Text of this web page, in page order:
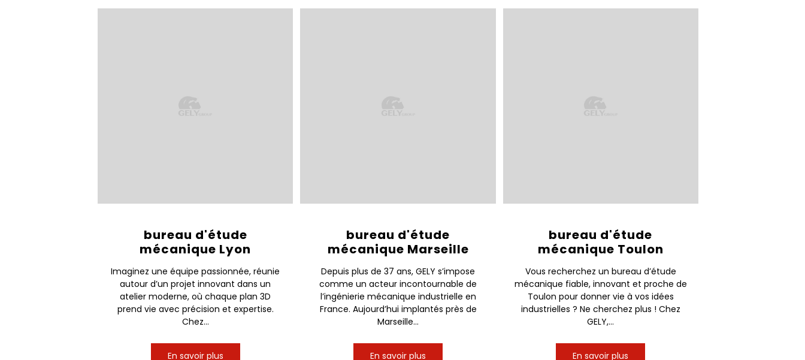
bureau d'étude
mécanique Lyon
Imaginez une équipe passionnée, réunie
autour d’un projet innovant dans un
atelier moderne, où chaque plan 3D
prend vie avec précision et expertise.
Chez...
En savoir plus
bureau d'étude
mécanique Marseille
Depuis plus de 37 ans, GELY s’impose
comme un acteur incontournable de
l’ingénierie mécanique industrielle en
France. Aujourd’hui implantés près de
Marseille...
En savoir plus
bureau d'étude
mécanique Toulon
Vous recherchez un bureau d’étude
mécanique fiable, innovant et proche de
Toulon pour donner vie à vos idées
industrielles ? Ne cherchez plus ! Chez
GELY,...
En savoir plus